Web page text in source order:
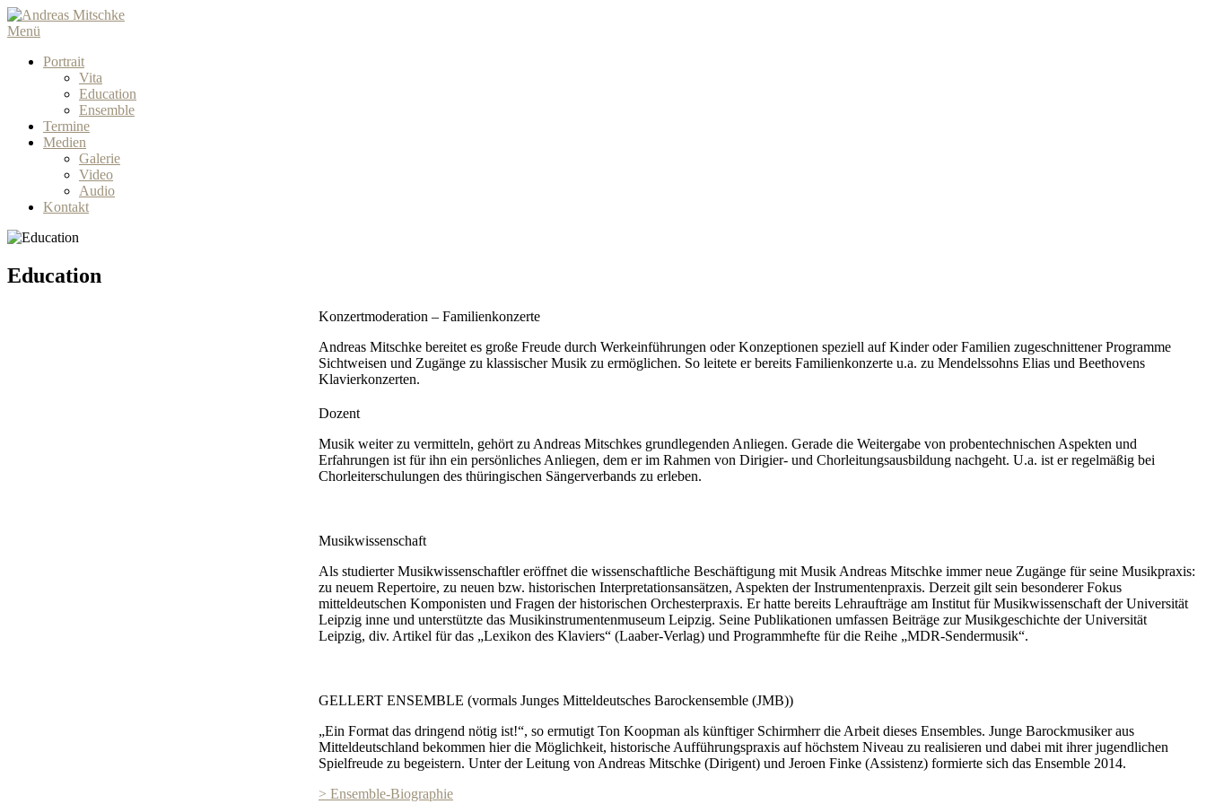
Menü
Portrait
Vita
Education
Ensemble
Termine
Medien
Galerie
Video
Audio
Kontakt
Education
Konzertmoderation – Familienkonzerte
Andreas Mitschke bereitet es große Freude durch Werkeinführungen oder Konzeptionen speziell auf Kinder oder Familien zugeschnittener Programme
Sichtweisen und Zugänge zu klassischer Musik zu ermöglichen. So leitete er bereits Familienkonzerte u.a. zu Mendelssohns Elias und Beethovens
Klavierkonzerten.
Dozent
Musik weiter zu vermitteln, gehört zu Andreas Mitschkes grundlegenden Anliegen. Gerade die Weitergabe von probentechnischen Aspekten und
Erfahrungen ist für ihn ein persönliches Anliegen, dem er im Rahmen von Dirigier- und Chorleitungsausbildung nachgeht. U.a. ist er regelmäßig bei
Chorleiterschulungen des thüringischen Sängerverbands zu erleben.
Musikwissenschaft
Als studierter Musikwissenschaftler eröffnet die wissenschaftliche Beschäftigung mit Musik Andreas Mitschke immer neue Zugänge für seine Musikpraxis:
zu neuem Repertoire, zu neuen bzw. historischen Interpretationsansätzen, Aspekten der Instrumentenpraxis. Derzeit gilt sein besonderer Fokus
mitteldeutschen Komponisten und Fragen der historischen Orchesterpraxis. Er hatte bereits Lehraufträge am Institut für Musikwissenschaft der Universität
Leipzig inne und unterstützte das Musikinstrumentenmuseum Leipzig. Seine Publikationen umfassen Beiträge zur Musikgeschichte der Universität
Leipzig, div. Artikel für das „Lexikon des Klaviers“ (Laaber-Verlag) und Programmhefte für die Reihe „MDR-Sendermusik“.
GELLERT ENSEMBLE (vormals Junges Mitteldeutsches Barockensemble (JMB))
„Ein Format das dringend nötig ist!“, so ermutigt Ton Koopman als künftiger Schirmherr die Arbeit dieses Ensembles. Junge Barockmusiker aus
Mitteldeutschland bekommen hier die Möglichkeit, historische Aufführungspraxis auf höchstem Niveau zu realisieren und dabei mit ihrer jugendlichen
Spielfreude zu begeistern. Unter der Leitung von Andreas Mitschke (Dirigent) und Jeroen Finke (Assistenz) formierte sich das Ensemble 2014.
> Ensemble-Biographie